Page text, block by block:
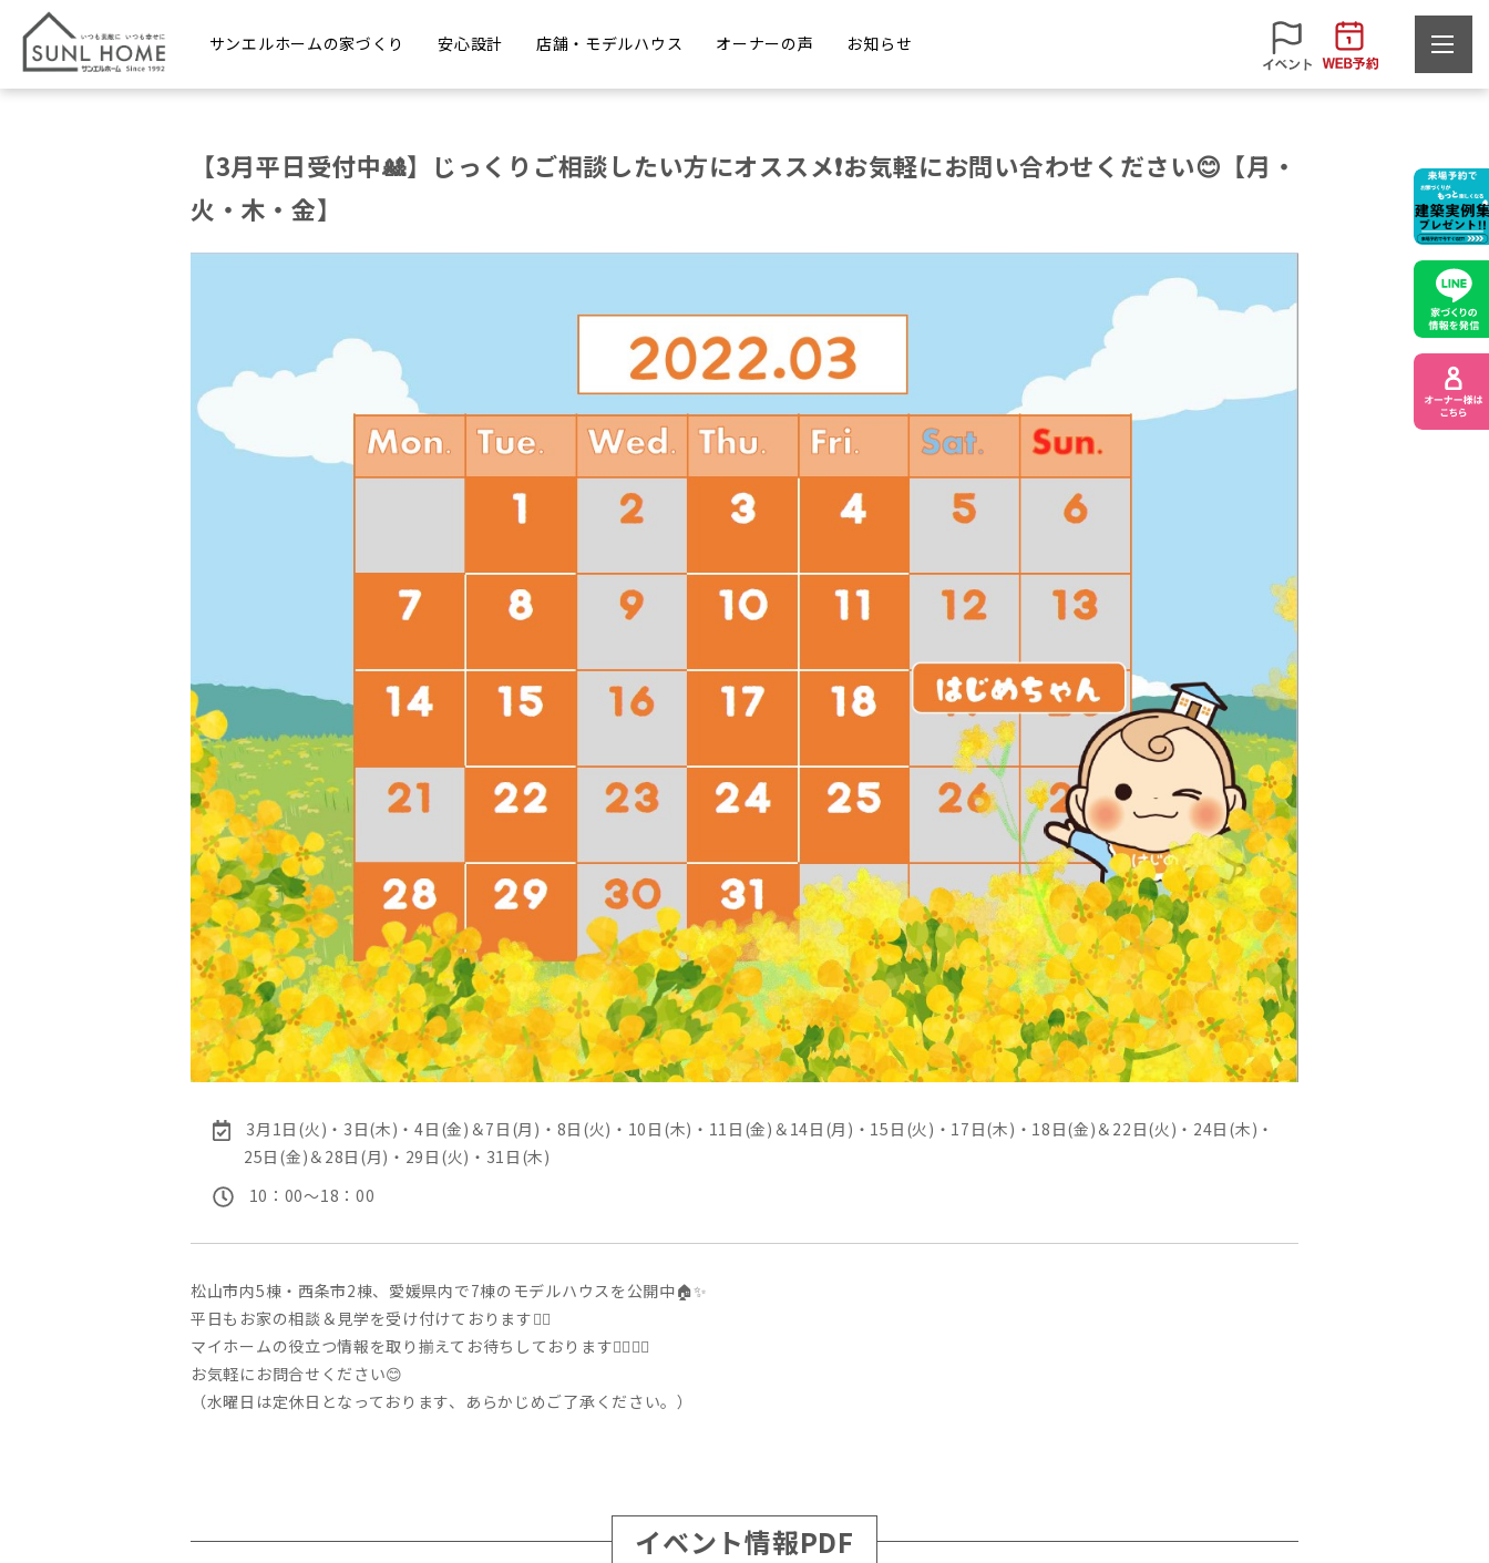
サンエルホームの家づくり 安心設計 店舗・モデルハウス オーナーの声 お知らせ
【3月平日受付中🎎】じっくりご相談したい方にオススメ❗お気軽にお問い合わせください😊【月・
火・木・金】
3月1日(火)・3日(木)・4日(金)＆7日(月)・8日(火)・10日(木)・11日(金)＆14日(月)・15日(火)・17日(木)・18日(金)＆22日(火)・24日(木)・
25日(金)＆28日(月)・29日(火)・31日(木)
10：00〜18：00
松山市内5棟・西条市2棟、愛媛県内で7棟のモデルハウスを公開中🏠✨
平日もお家の相談＆見学を受け付けております🙆‍♀️
マイホームの役立つ情報を取り揃えてお待ちしております💁‍♂️💁‍♀️
お気軽にお問合せください😊
（水曜日は定休日となっております、あらかじめご了承ください。）
イベント情報PDF